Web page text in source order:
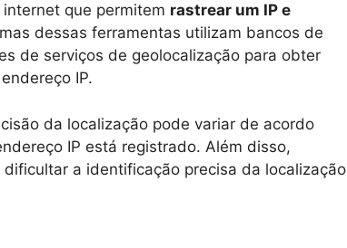
que permitem rastrear um IP e
dessas ferramentas utilizam bancos de
de serviços de geolocalização para obter
IP.
da localização pode variar de acordo
IP está registrado. Além disso,
dificultar a identificação precisa da localização